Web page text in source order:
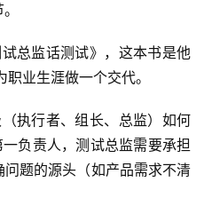
总监话测试》，这本书是他
业生涯做一个交代。
执行者、组长、总监）如何
负责人，测试总监需要承担
题的源头（如产品需求不清